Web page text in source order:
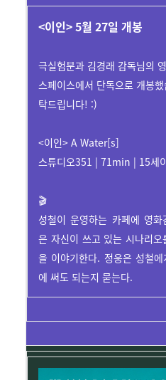
<이인> 5월 27일 개봉
극실험분과 김경래 감독님의
스페이스에서 단독으로 개봉
탁드립니다! :)
<이인> A Water[s]
스튜디오351 | 71min | 15세
🎬
성철이 운영하는 카페에 영
은 자신이 쓰고 있는 시나리
을 이야기한다. 정웅은 성철
에 써도 되는지 묻는다.